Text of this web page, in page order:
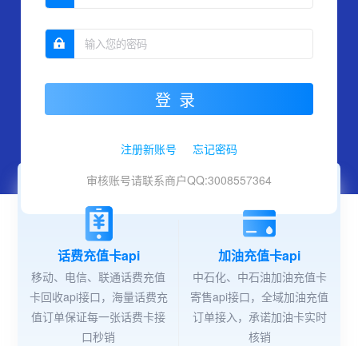
登录
注册新账号
忘记密码
审核账号请联系商户QQ:3008557364
话费充值卡api
移动、电信、联通话费充值
卡回收api接口，海量话费充
值订单保证每一张话费卡接
口秒销
加油充值卡api
中石化、中石油加油充值卡
寄售api接口，全域加油充值
订单接入，承诺加油卡实时
核销